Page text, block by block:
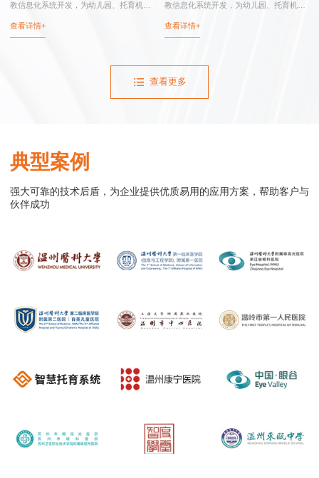
教信息化系统开发，为幼儿园、托育机
健院提供：联科智慧托育系统、联科智慧
托育信息平台、托育综合服务中心信息化
查看详情+
教信息化系统开发，为幼儿园、托育机
健院提供：智慧托育系统、智慧托育信息
平台、托育综合服务中心信息化系统、幼
查看详情+
查看更多
典型案例
强大可靠的技术后盾，为企业提供优质易用的应用方案，帮助客户与
伙伴成功